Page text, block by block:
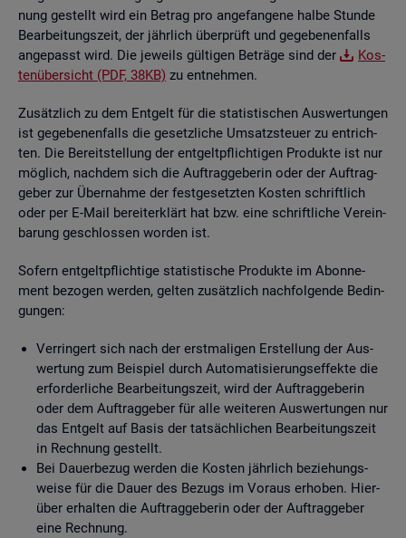
nung ge­stellt wird ein Be­trag pro an­ge­fan­ge­ne halbe Stun­de
Be­ar­bei­tungs­zeit, der jähr­lich über­prüft und ge­ge­be­nen­falls
an­ge­passt wird. Die je­weils gül­ti­gen Be­trä­ge sind der
Kos­
ten­über­sicht (PDF, 38KB) zu ent­neh­men.
Zu­sätz­lich zu dem Ent­gelt für die sta­tis­ti­schen Aus­wer­tun­gen
ist ge­ge­be­nen­falls die ge­setz­li­che Um­satz­steu­er zu ent­rich­
ten. Die Be­reit­stel­lung der ent­gelt­pflich­ti­gen Pro­duk­te ist nur
mög­lich, nach­dem sich die Auf­trag­ge­be­rin oder der Auf­trag­
ge­ber zur Über­nah­me der fest­ge­setz­ten Kos­ten schrift­lich
oder per E-Mail be­reit­er­klärt hat bzw. eine schrift­li­che Ver­ein­
ba­rung ge­schlos­sen wor­den ist.
So­fern ent­gelt­pflich­ti­ge sta­tis­ti­sche Pro­duk­te im Abon­ne­
ment be­zo­gen wer­den, gel­ten zu­sätz­lich nach­fol­gen­de Be­din­
gun­gen:
Ver­rin­gert sich nach der erst­ma­li­gen Er­stel­lung der Aus­
wer­tung zum Bei­spiel durch Au­to­ma­ti­sie­rungs­ef­fek­te die
er­for­der­li­che Be­ar­bei­tungs­zeit, wird der Auf­trag­ge­be­rin
oder dem Auf­trag­ge­ber für alle wei­te­ren Aus­wer­tun­gen nur
das Ent­gelt auf Basis der tat­säch­li­chen Be­ar­bei­tungs­zeit
in Rech­nung ge­stellt.
Bei Dau­er­be­zug wer­den die Kos­ten jähr­lich be­zie­hungs­
wei­se für die Dauer des Be­zugs im Vor­aus er­ho­ben. Hier­
über er­hal­ten die Auf­trag­ge­be­rin oder der Auf­trag­ge­ber
eine Rech­nung.